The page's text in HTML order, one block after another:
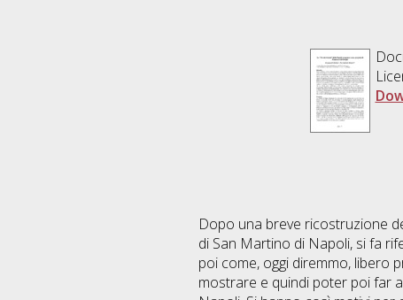
Dopo una breve ricostruzione
di San Martino di Napoli, si fa
poi come, oggi diremmo, libero
mostrare e quindi poter poi far